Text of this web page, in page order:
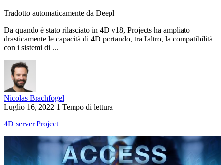
Tradotto automaticamente da Deepl
Da quando è stato rilasciato in 4D v18, Projects ha ampliato
drasticamente le capacità di 4D portando, tra l'altro, la compatibilità
con i sistemi di ...
Nicolas Brachfogel
Luglio 16, 2022 1 Tempo di lettura
4D server Project